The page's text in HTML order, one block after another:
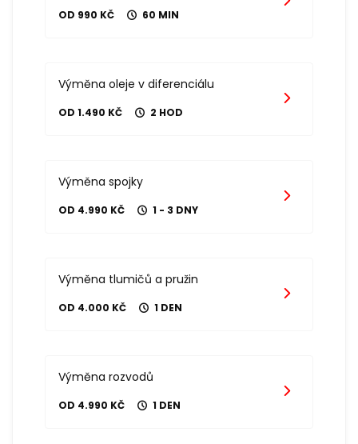
OD 990 KČ 60 MIN
Výměna oleje v diferenciálu
OD 1.490 KČ 2 HOD
Výměna spojky
OD 4.990 KČ 1 - 3 DNY
Výměna tlumičů a pružin
OD 4.000 KČ 1 DEN
Výměna rozvodů
OD 4.990 KČ 1 DEN